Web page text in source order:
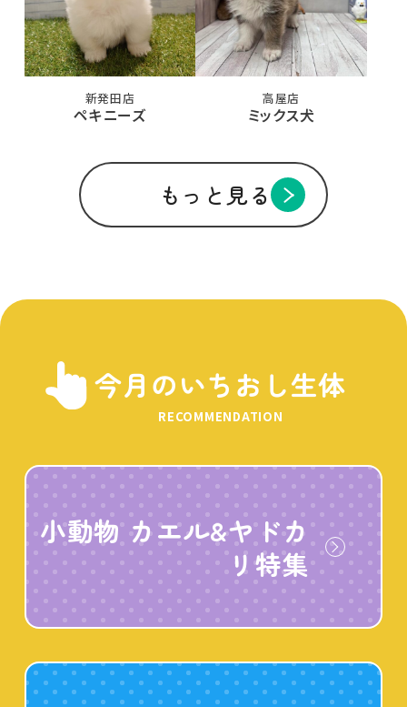
新発田店
ペキニーズ
高屋店
ミックス犬
もっと見る
今月のいちおし生体
RECOMMENDATION
小動物 カエル&ヤドカ
リ特集